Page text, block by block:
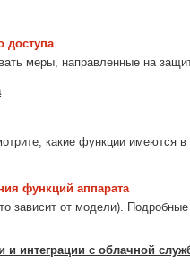
доступа
меры, направленные на
какие функции имеются
функций аппарата
зависит от модели).
интеграции с облачной